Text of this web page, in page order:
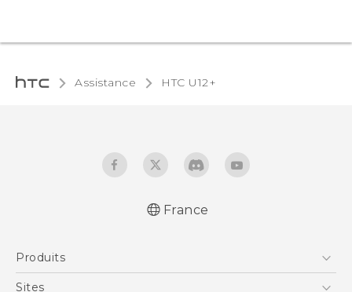
Assistance HTC U12+‎
France
Produits
Smartphones
Sites